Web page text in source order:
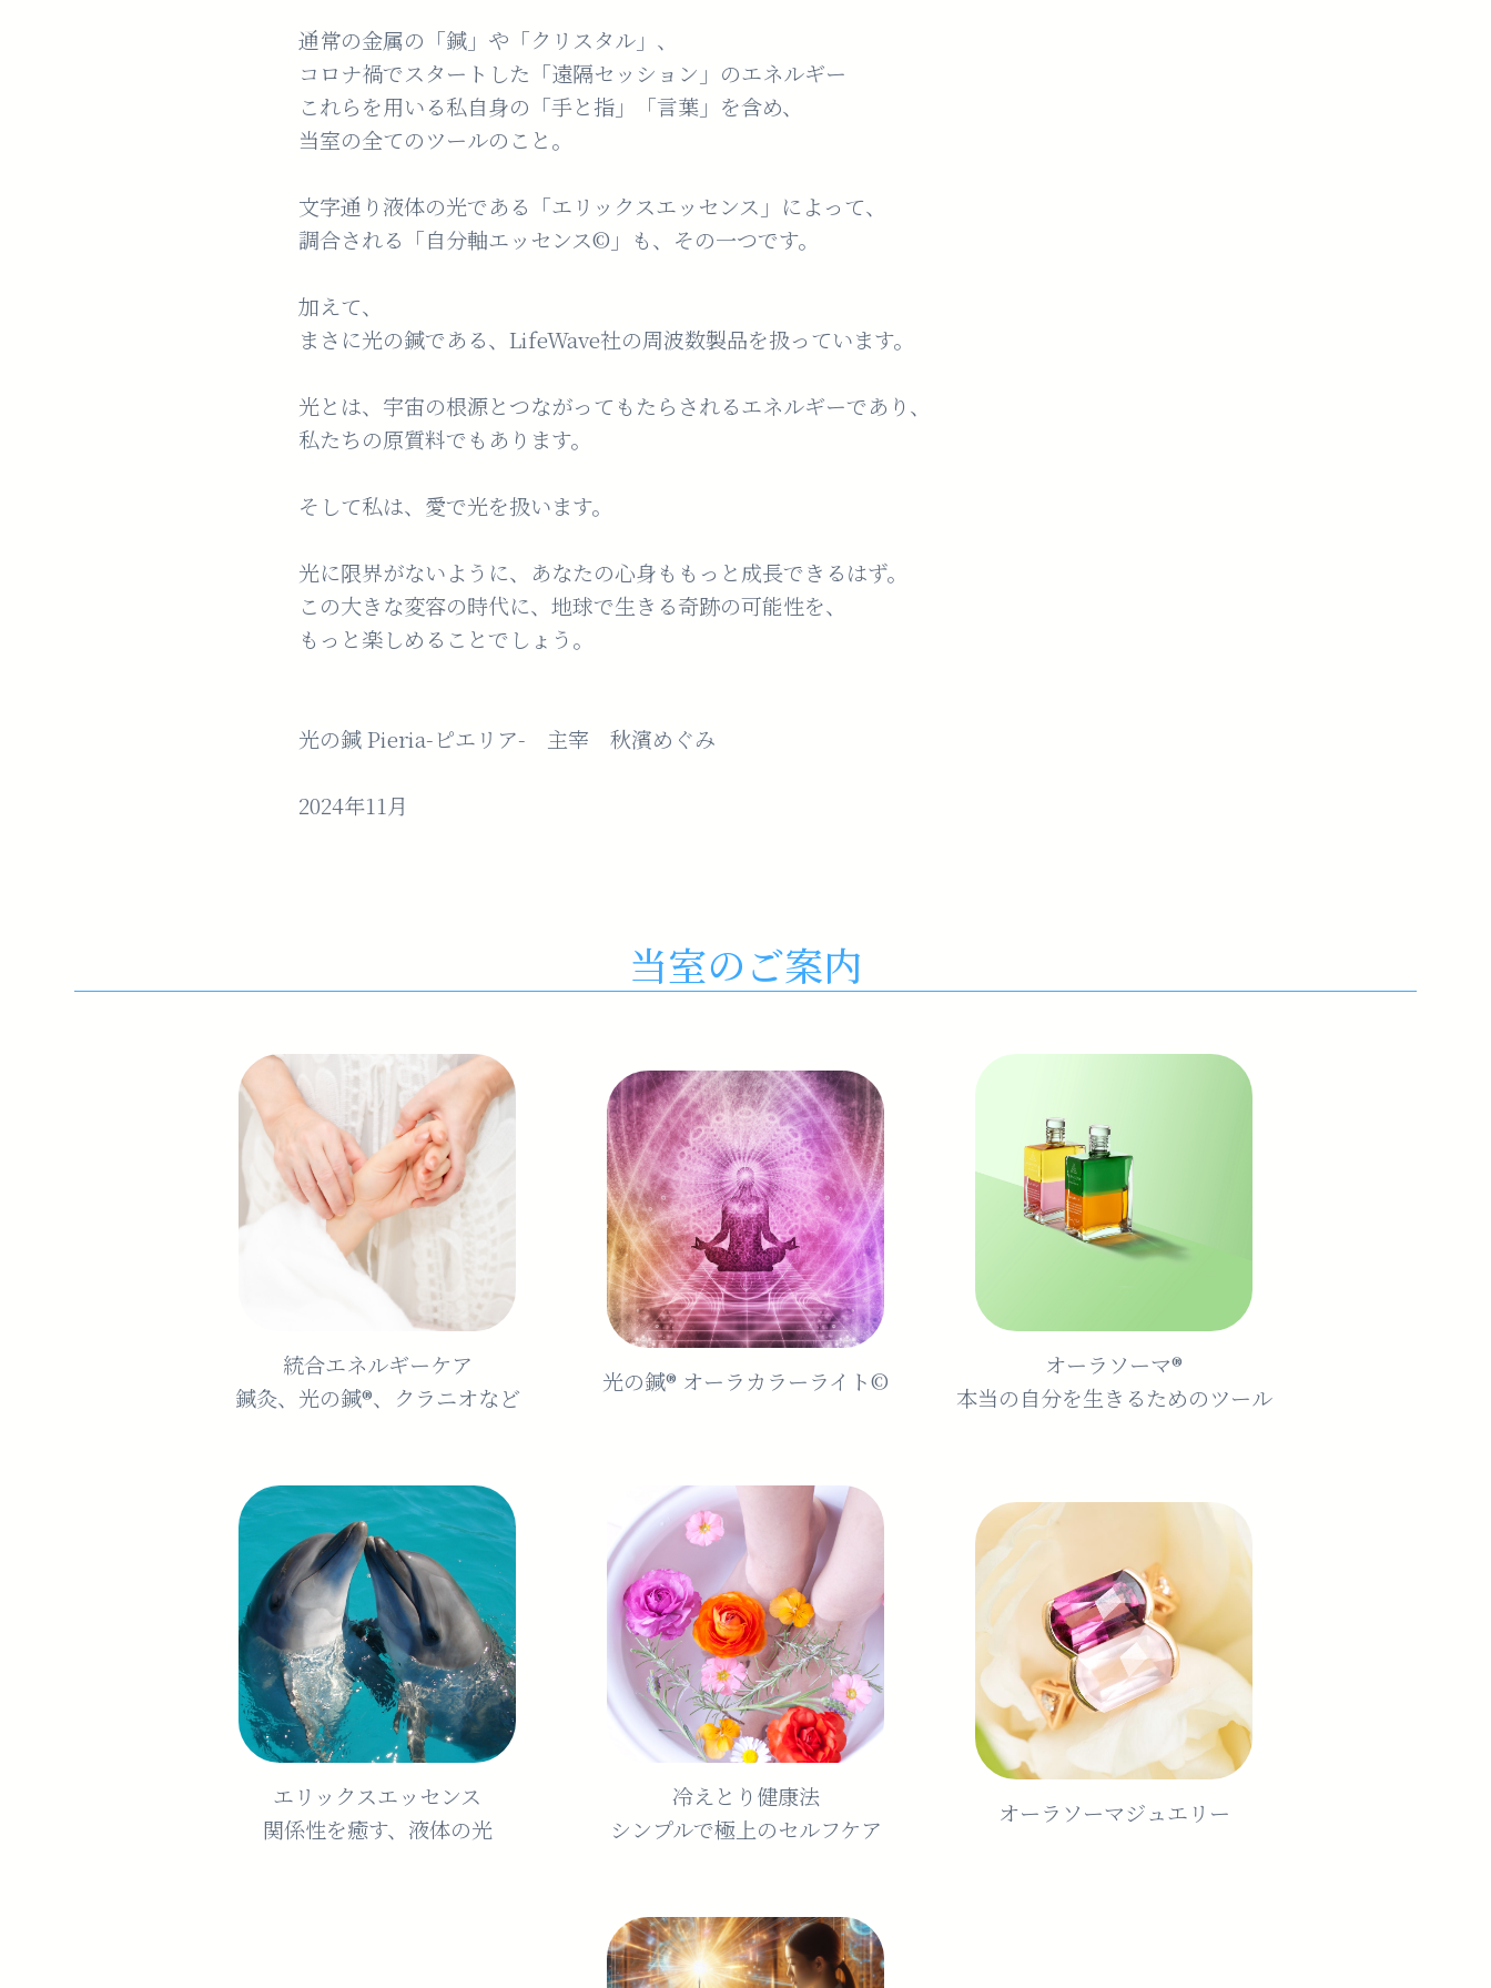
通常の金属の「鍼」や「クリスタル」、
コロナ禍でスタートした「遠隔セッション」のエネルギー
これらを用いる私自身の「手と指」「言葉」を含め、
当室の全てのツールのこと。
文字通り液体の光である「エリックスエッセンス」によって、
調合される「自分軸エッセンス©︎」も、その一つです。
加えて、
まさに光の鍼である、LifeWave社の周波数製品を扱っています。
光とは、宇宙の根源とつながってもたらされるエネルギーであり、
私たちの原質料でもあります。
そして私は、愛で光を扱います。
光に限界がないように、あなたの心身ももっと成長できるはず。
この大きな変容の時代に、地球で生きる奇跡の可能性を、
もっと楽しめることでしょう。
光の鍼 Pieria-ピエリア- 主宰 秋濱めぐみ
2024年11月
当室のご案内
統合エネルギーケア
鍼灸、光の鍼®︎、クラニオなど
光の鍼®️ オーラカラーライト©︎
オーラソーマ®️
本当の自分を生きるためのツール
エリックスエッセンス
関係性を癒す、液体の光
冷えとり健康法
シンプルで極上のセルフケア
オーラソーマジュエリー